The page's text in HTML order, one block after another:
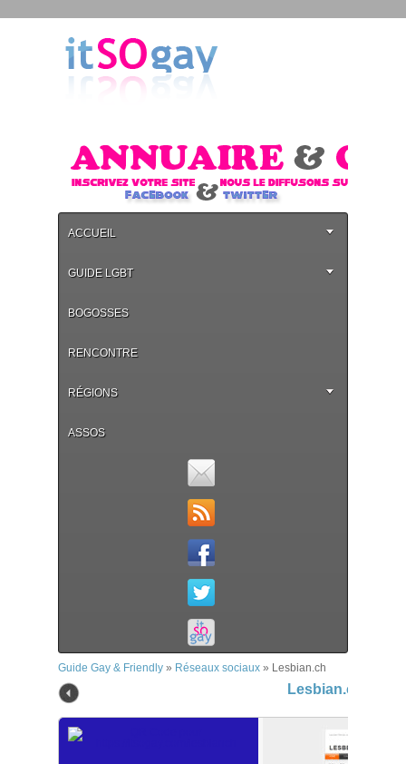
ACCUEIL
GUIDE LGBT
BOGOSSES
RENCONTRE
RÉGIONS
ASSOS
Guide Gay & Friendly » Réseaux sociaux » Lesbian.ch
Lesbian.ch